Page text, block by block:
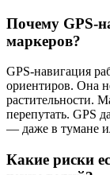
Почему GPS-
маркеров?
GPS-навигация
ориентиров. Она
растительности.
перепутать. GPS
— даже в тумане
Какие риски